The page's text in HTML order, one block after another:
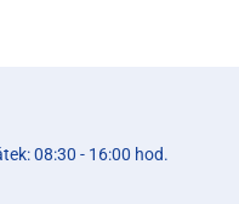
08:30 - 16:00 hod.